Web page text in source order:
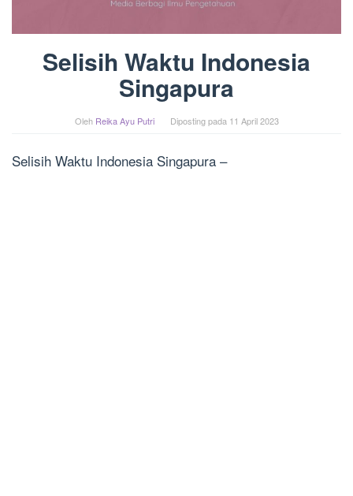
Selisih Waktu Indonesia
Singapura
Oleh Reika Ayu Putri Diposting pada 11 April 2023
Selisih Waktu Indonesia Singapura –